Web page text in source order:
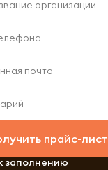
прайс-лист
заполнению